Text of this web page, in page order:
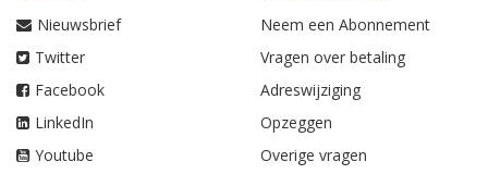
Nieuwsbrief
Twitter
Facebook
LinkedIn
Youtube
Neem een Abonnement
Vragen over betaling
Adreswijziging
Opzeggen
Overige vragen